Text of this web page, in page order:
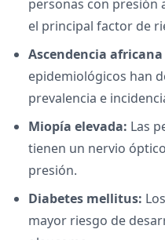
personas con presión
el principal factor de
Ascendencia
epidemiológicos han
prevalencia e
Miopía elevada: Las
tienen un nervio
presión.
Diabetes mellitus:
mayor riesgo de